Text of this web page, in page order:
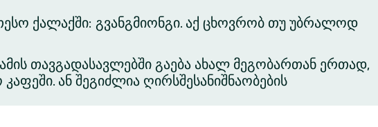
ქალაქში: გვანგმიონგი. აქ ცხოვრობ თუ უბრალოდ
თავგადასავლებში გაება ახალ მეგობართან ერთად,
ან შეგიძლია ღირსშესანიშნაობების